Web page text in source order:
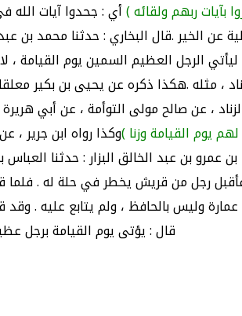
بآيات ربهم ولقائه )أي : جحدوا آيات الله
عن الخير .قال البخاري : حدثنا محمد بن
الرجل العظيم السمين يوم القيامة ،
، مثله .هكذا ذكره عن يحيى بن بكير
، عن صالح مولى التوأمة ، عن أبي
يوم القيامة وزنا )وكذا رواه ابن جرير
عمرو بن عبد الخالق البزار : حدثنا
رجل من قريش يخطر في حلة له . فلما
وليس بالحافظ ، ولم يتابع عليه .
قال : يؤتى يوم القيامة برجل